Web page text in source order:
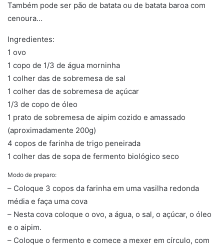
Também pode ser pão de batata ou de batata baroa com
cenoura…
Ingredientes:
1 ovo
1 copo de 1/3 de água morninha
1 colher das de sobremesa de sal
1 colher das de sobremesa de açúcar
1/3 de copo de óleo
1 prato de sobremesa de aipim cozido e amassado
(aproximadamente 200g)
4 copos de farinha de trigo peneirada
1 colher das de sopa de fermento biológico seco
Modo de preparo:
– Coloque 3 copos da farinha em uma vasilha redonda
média e faça uma cova
– Nesta cova coloque o ovo, a água, o sal, o açúcar, o óleo
e o aipim.
– Coloque o fermento e comece a mexer em círculo, com